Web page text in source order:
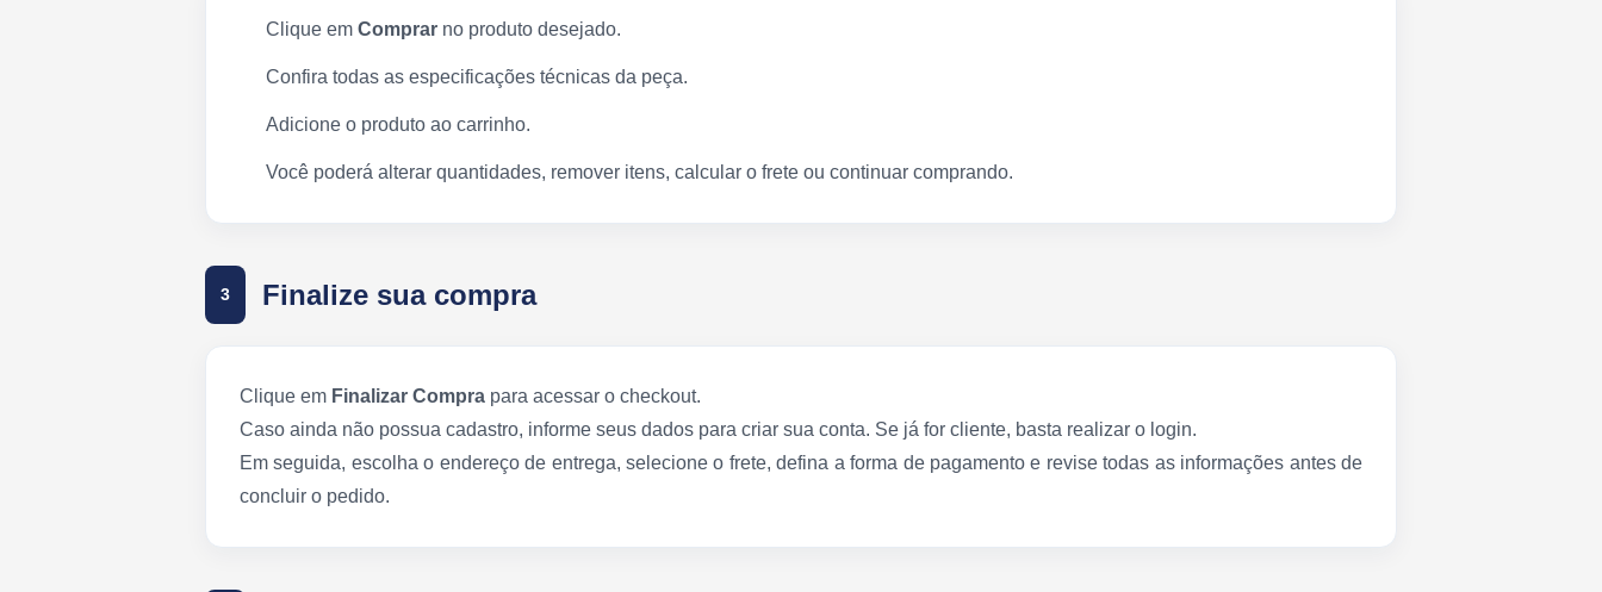
Clique em Comprar no produto desejado.
Confira todas as especificações técnicas da peça.
Adicione o produto ao carrinho.
Você poderá alterar quantidades, remover itens, calcular o frete ou continuar comprando.
3 Finalize sua compra
Clique em Finalizar Compra para acessar o checkout.
Caso ainda não possua cadastro, informe seus dados para criar sua conta. Se já for cliente, basta realizar o login.
Em seguida, escolha o endereço de entrega, selecione o frete, defina a forma de pagamento e revise todas as informações antes de
concluir o pedido.